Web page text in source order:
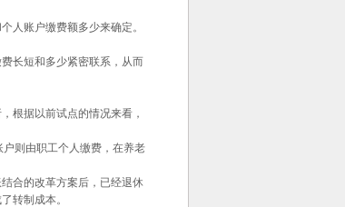
人账户缴费额多少来确定。
长短和多少紧密联系，从而
根据以前试点的情况来看，
则由职工个人缴费，在养老
合的改革方案后，已经退休
转制成本。